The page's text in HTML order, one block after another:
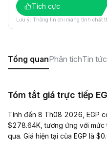
Tích cực
Lưu ý: Thông tin chỉ mang tính chất
Tổng quanPhân tíchTin tức
Tóm tắt giá trực tiếp
Tính đến 8 Th08 2026, EGP
$278.64K, tương ứng với
qua. Giá hiện tại của EGP là